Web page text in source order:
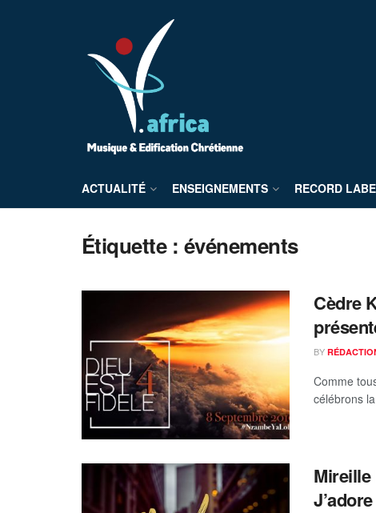
ACTUALITÉ ENSEIGNEMENTS RECORD
Étiquette : événements
Cèdre
BY
Comme
célébrons